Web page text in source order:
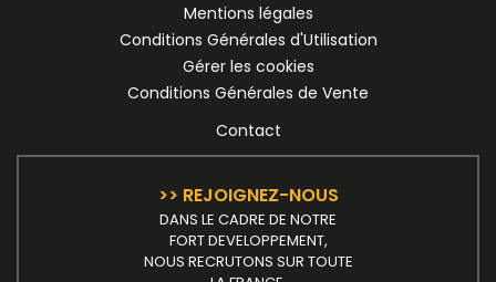
Mentions légales
Conditions Générales d'Utilisation
Gérer les cookies
Conditions Générales de Vente
Contact
>> REJOIGNEZ-NOUS
DANS LE CADRE DE NOTRE
FORT DEVELOPPEMENT,
NOUS RECRUTONS SUR TOUTE